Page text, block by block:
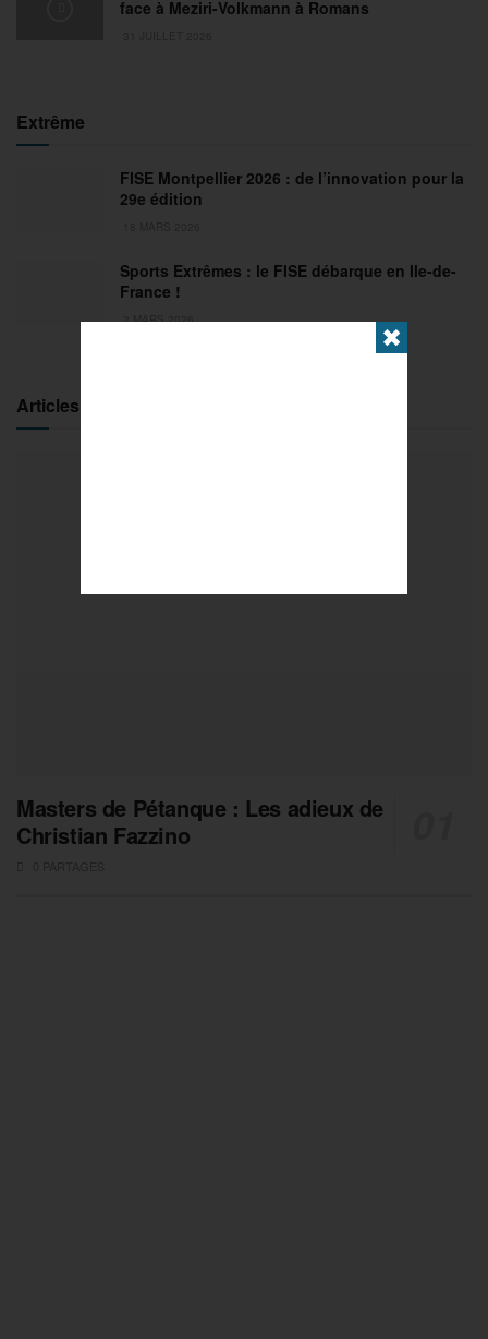
face à Meziri-Volkmann à Romans
Extrême
FISE Montpellier 2026 : de l’innovation pour la
29e édition
Sports Extrêmes : le FISE débarque en Ile-de-
France !
2 MARS 2026
Articles populaires
Masters de Pétanque : Les adieux de
Christian Fazzino
✖